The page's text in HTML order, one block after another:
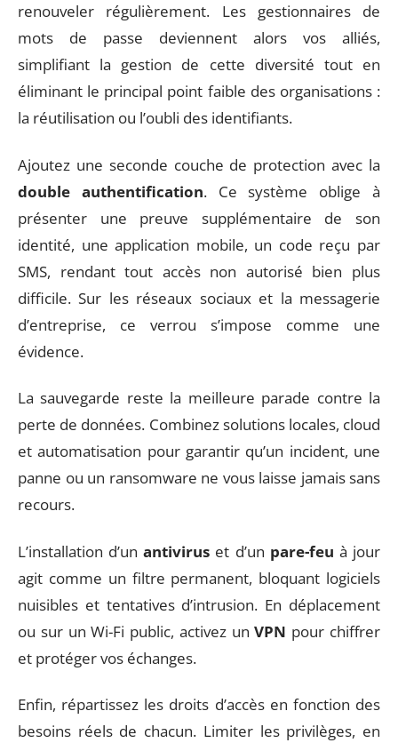
renouveler régulièrement. Les gestionnaires de
mots de passe deviennent alors vos alliés,
simplifiant la gestion de cette diversité tout en
éliminant le principal point faible des organisations :
la réutilisation ou l’oubli des identifiants.
Ajoutez une seconde couche de protection avec la
double authentification. Ce système oblige à
présenter une preuve supplémentaire de son
identité, une application mobile, un code reçu par
SMS, rendant tout accès non autorisé bien plus
difficile. Sur les réseaux sociaux et la messagerie
d’entreprise, ce verrou s’impose comme une
évidence.
La sauvegarde reste la meilleure parade contre la
perte de données. Combinez solutions locales, cloud
et automatisation pour garantir qu’un incident, une
panne ou un ransomware ne vous laisse jamais sans
recours.
L’installation d’unantivirus et d’un pare-feu à jour
agit comme un filtre permanent, bloquant logiciels
nuisibles et tentatives d’intrusion. En déplacement
ou sur un Wi-Fi public, activez unVPN pour chiffrer
et protéger vos échanges.
Enfin, répartissez les droits d’accès en fonction des
besoins réels de chacun. Limiter les privilèges, en